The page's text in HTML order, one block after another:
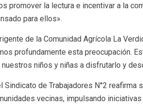
promover la lectura e incentivar a la
para ellos».
de la Comunidad Agrícola La
profundamente esta preocupación.
niños y niñas a disfrutarlo y
Sindicato de Trabajadores N°2
vecinas, impulsando